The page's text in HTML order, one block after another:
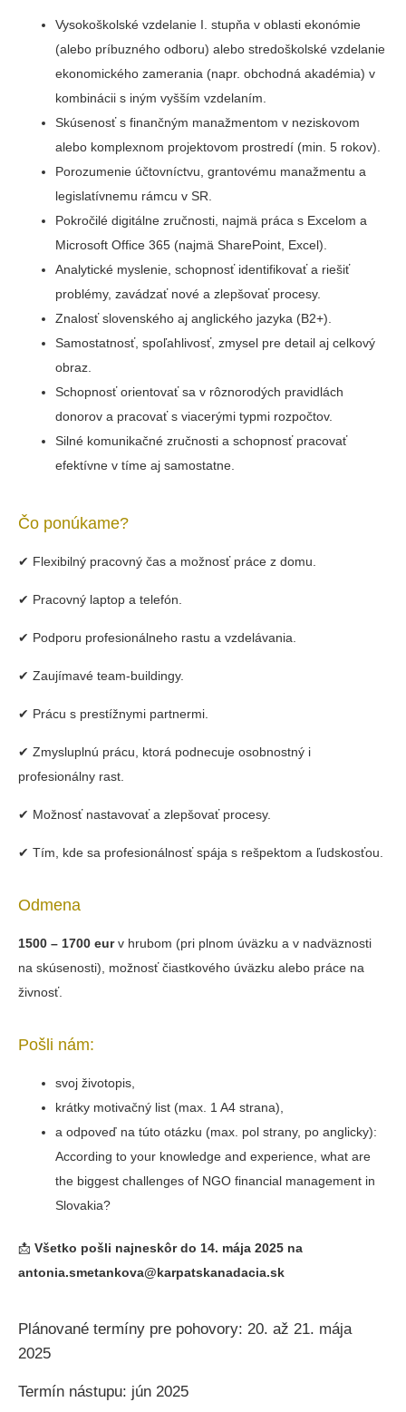
Vysokoškolské vzdelanie I. stupňa v oblasti ekonómie
(alebo príbuzného odboru) alebo stredoškolské vzdelanie
ekonomického zamerania (napr. obchodná akadémia) v
kombinácii s iným vyšším vzdelaním.
Skúsenosť s finančným manažmentom v neziskovom
alebo komplexnom projektovom prostredí (min. 5 rokov).
Porozumenie účtovníctvu, grantovému manažmentu a
legislatívnemu rámcu v SR.
Pokročilé digitálne zručnosti, najmä práca s Excelom a
Microsoft Office 365 (najmä SharePoint, Excel).
Analytické myslenie, schopnosť identifikovať a riešiť
problémy, zavádzať nové a zlepšovať procesy.
Znalosť slovenského aj anglického jazyka (B2+).
Samostatnosť, spoľahlivosť, zmysel pre detail aj celkový
obraz.
Schopnosť orientovať sa v rôznorodých pravidlách
donorov a pracovať s viacerými typmi rozpočtov.
Silné komunikačné zručnosti a schopnosť pracovať
efektívne v tíme aj samostatne.
Čo ponúkame?
✔ Flexibilný pracovný čas a možnosť práce z domu.
✔ Pracovný laptop a telefón.
✔ Podporu profesionálneho rastu a vzdelávania.
✔ Zaujímavé team-buildingy.
✔ Prácu s prestížnymi partnermi.
✔ Zmysluplnú prácu, ktorá podnecuje osobnostný i
profesionálny rast.
✔ Možnosť nastavovať a zlepšovať procesy.
✔ Tím, kde sa profesionálnosť spája s rešpektom a ľudskosťou.
Odmena
1500 – 1700 eurv hrubom (pri plnom úväzku a v nadväznosti
na skúsenosti), možnosť čiastkového úväzku alebo práce na
živnosť.
Pošli nám:
svoj životopis,
krátky motivačný list (max. 1 A4 strana),
a odpoveď na túto otázku (max. pol strany, po anglicky):
According to your knowledge and experience, what are
the biggest challenges of NGO financial management in
Slovakia?
📩 Všetko pošli najneskôr do 14. mája 2025 na
antonia.smetankova@karpatskanadacia.sk
Plánované termíny pre pohovory: 20. až 21. mája
2025
Termín nástupu: jún 2025